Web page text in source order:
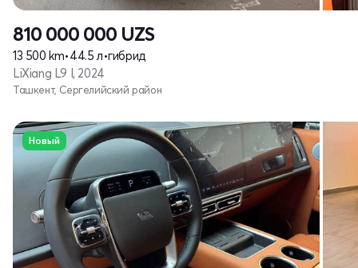
810 000 000 UZS
13 500 km•44.5 л•гибрид
LiXiang L9 I, 2024
Ташкент, Сергелийский район
Новый